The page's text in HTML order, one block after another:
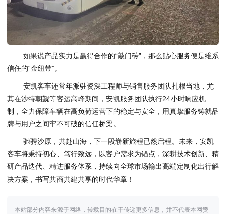
如果说产品实力是赢得合作的“敲门砖”，那么贴心服务便是维系
信任的“金纽带”。
安凯客车还常年派驻资深工程师与销售服务团队扎根当地，尤
其在沙特朝觐等客运高峰期间，安凯服务团队执行24小时响应机
制，全力保障车辆在高负荷运营下的稳定与安全，用真挚服务铸就品
牌与用户之间牢不可破的信任桥梁。
驰骋沙原，共赴山海，下一段崭新旅程已然启程。未来，安凯
客车将秉持初心、笃行致远，以客户需求为锚点，深耕技术创新、精
研产品迭代、精进服务体系，持续向全球市场输出高端定制化出行解
决方案，书写共商共建共享的时代华章！
本站部分内容来源于网络，转载目的在于传递更多信息，并不代表本网赞